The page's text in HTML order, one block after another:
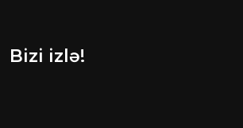
Bizi izlə!